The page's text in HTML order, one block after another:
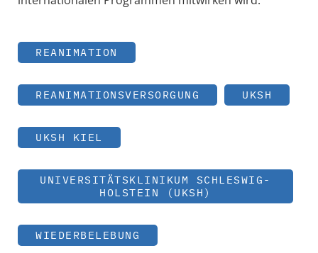
REANIMATION
REANIMATIONSVERSORGUNG UKSH
UKSH KIEL
UNIVERSITÄTSKLINIKUM SCHLESWIG-
HOLSTEIN (UKSH)
WIEDERBELEBUNG